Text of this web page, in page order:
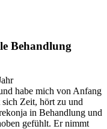
Behandlung
habe mich von Anfang
Zeit, hört zu und
in Behandlung und
gefühlt. Er nimmt